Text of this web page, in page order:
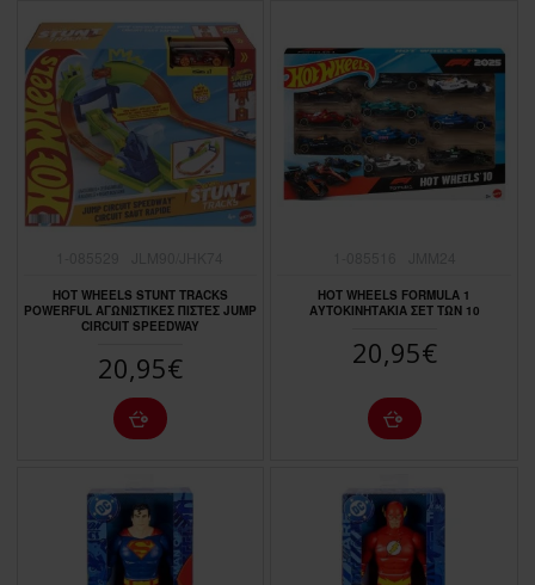
HOT WHEELS STUNT TRACKS
POWERFUL ΑΓΩΝΙΣΤΙΚΕΣ ΠΙΣΤΕΣ JUMP
CIRCUIT SPEEDWAY
20,95€
HOT WHEELS FORMULA 1
ΑΥΤΟΚΙΝΗΤΑΚΙΑ ΣΕΤ ΤΩΝ 10
20,95€